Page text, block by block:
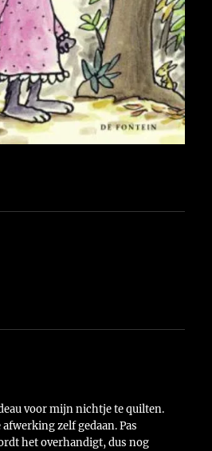
voor mijn nichtje te quilten.
zelf gedaan. Pas
het overhandigt, dus nog